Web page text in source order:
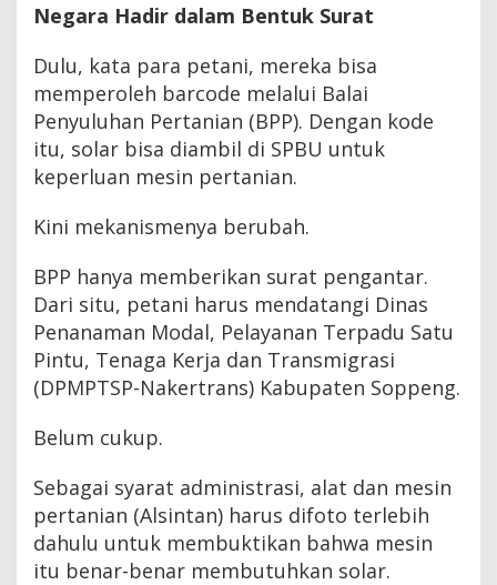
Negara Hadir dalam Bentuk Surat
Dulu, kata para petani, mereka bisa
memperoleh barcode melalui Balai
Penyuluhan Pertanian (BPP). Dengan kode
itu, solar bisa diambil di SPBU untuk
keperluan mesin pertanian.
Kini mekanismenya berubah.
BPP hanya memberikan surat pengantar.
Dari situ, petani harus mendatangi Dinas
Penanaman Modal, Pelayanan Terpadu Satu
Pintu, Tenaga Kerja dan Transmigrasi
(DPMPTSP-Nakertrans) Kabupaten Soppeng.
Belum cukup.
Sebagai syarat administrasi, alat dan mesin
pertanian (Alsintan) harus difoto terlebih
dahulu untuk membuktikan bahwa mesin
itu benar-benar membutuhkan solar.